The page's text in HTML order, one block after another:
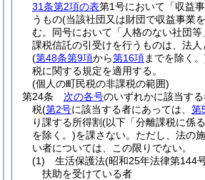
31条第2項の表第1号において「収益
うもの(当該社団又は財団で収益事業
む。同号において「人格のない社団等
課税信託の引受けを行うものは、法
(第48条第9項から第16項までを除く
税に関する規定を適用する。
(個人の町民税の非課税の範囲)
第24条
次の各号のいずれかに該当す
税(第2号に該当する者にあっては、 第
り課する所得割(以下「分離課税に係
を除く。)を課さない。 ただし、法の
い者については、この限りでない。
(1)
生活保護法(昭和25年法律第144
扶助を受けている者